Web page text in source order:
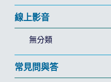
線上影音
無分類
常見問與答